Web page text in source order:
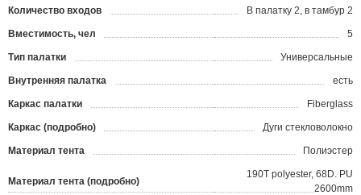
Количество входов В палатку 2, в тамбур 2
Вместимость, чел 5
Тип палатки Универсальные
Внутренняя палатка есть
Каркас палатки Fiberglass
Каркас (подробно) Дуги стекловолокно
Материал тента Полиэстер
Материал тента (подробно)
190Т polyester, 68D. PU
2600mm